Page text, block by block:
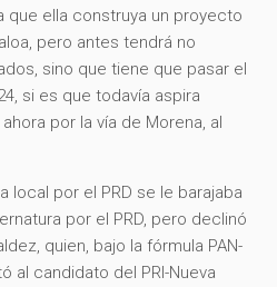
que ella construya un proyecto
pero antes tendrá no
sino que tiene que pasar el
si es que todavía aspira
por la vía de Morena, al
local por el PRD se le barajaba
por el PRD, pero declinó
quien, bajo la fórmula PAN-
al candidato del PRI-Nueva